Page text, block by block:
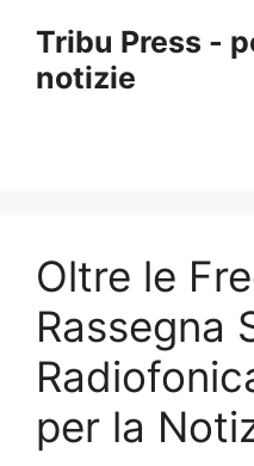
content
Tribu Press -
notizie
Oltre le
Rassegna
per la